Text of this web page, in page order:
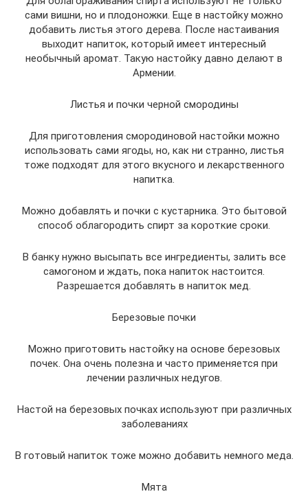
сами вишни, но и плодоножки. Еще в настойку можно
добавить листья этого дерева. После настаивания
выходит напиток, который имеет интересный
необычный аромат. Такую настойку давно делают в
Армении.
Листья и почки черной смородины
Для приготовления смородиновой настойки можно
использовать сами ягоды, но, как ни странно, листья
тоже подходят для этого вкусного и лекарственного
напитка.
Можно добавлять и почки с кустарника. Это бытовой
способ облагородить спирт за короткие сроки.
В банку нужно высыпать все ингредиенты, залить все
самогоном и ждать, пока напиток настоится.
Разрешается добавлять в напиток мед.
Березовые почки
Можно приготовить настойку на основе березовых
почек. Она очень полезна и часто применяется при
лечении различных недугов.
Настой на березовых почках используют при различных
заболеваниях
В готовый напиток тоже можно добавить немного меда.
Мята